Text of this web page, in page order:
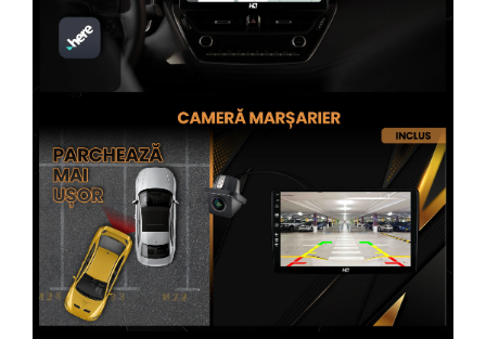
Rame adaptoare Ssangyong
Rame adaptoare Hummer
Conectica Auto
Conectică Audi
Conectică Ford
Conectică Volkswagen